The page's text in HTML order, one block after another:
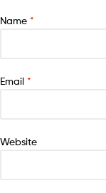
Name *
Email *
Website